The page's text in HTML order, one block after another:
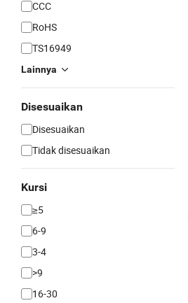
CCC
RoHS
TS16949
Lainnya
Disesuaikan
Disesuaikan
Tidak disesuaikan
Kursi
≥5
6-9
3-4
>9
16-30